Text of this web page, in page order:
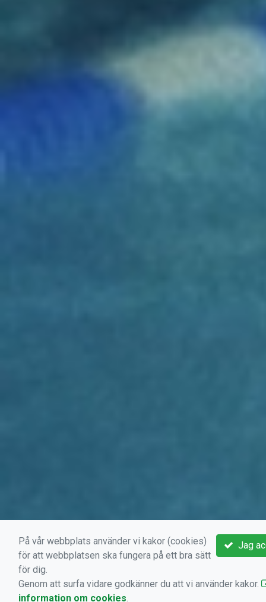
Jag
På vår webbplats använder vi kakor (cookies)
för att webbplatsen ska fungera på ett bra sätt
för dig.
Genom att surfa vidare godkänner du att vi använder kakor.
information om cookies.